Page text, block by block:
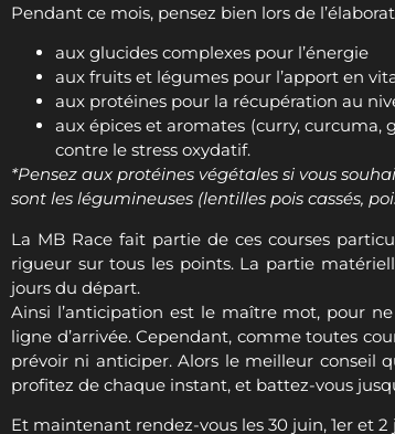
Pendant ce mois, pensez bien lors de
aux glucides complexes pour l’énergie
aux fruits et légumes pour l’apport en
aux protéines pour la récupération au
aux épices et aromates (curry, curcuma,
*Pensez aux protéines végétales si vous
pois cassés, pois chiche, haricot rouge…), tofu,
La MB Race fait partie de ces courses
matérielle est importante, tout comme la
Ainsi l’anticipation est le maître mot, pour ne
toutes courses extrêmes, il y aura
donner c’est : prenez votre course comme
Et maintenant rendez-vous les 30 juin, 1er et